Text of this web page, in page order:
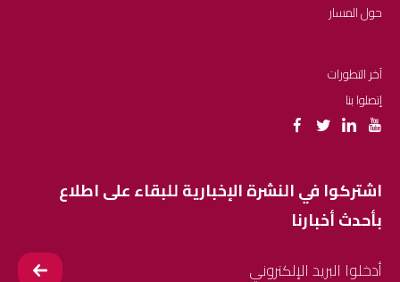
حول المسار
آخر التطورات
إتصلوا بنا
اشتركوا في النشرة الإخبارية للبقاء على اطلاع
بأحدث أخبارنا